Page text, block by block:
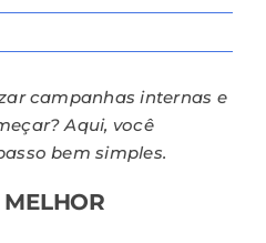
campanhas internas e
Aqui, você
bem simples.